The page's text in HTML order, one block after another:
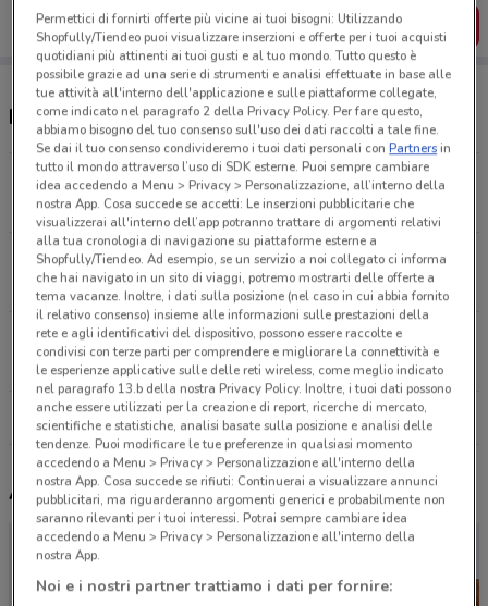
SCARICA L’APP
Negozi Flying Tiger a Avola
Piazza Archimede, 11 Siracusa
15.2 km
Piazza Archimede, 11 Siracusa
22 km
APERTO
Viale E. Garrone Siracusa
23.8 km
APERTO
Tutti i negozi Flying Tiger
Altri volantini nelle vicinanze
Permettici di fornirti offerte più vicine ai tuoi bisogni: Utilizzando
Shopfully/Tiendeo puoi visualizzare inserzioni e offerte per i tuoi acquisti
quotidiani più attinenti ai tuoi gusti e al tuo mondo. Tutto questo è
possibile grazie ad una serie di strumenti e analisi effettuate in base alle
tue attività all'interno dell'applicazione e sulle piattaforme collegate,
come indicato nel paragrafo 2 della Privacy Policy. Per fare questo,
abbiamo bisogno del tuo consenso sull'uso dei dati raccolti a tale fine.
Se dai il tuo consenso condivideremo i tuoi dati personali conPartnersin
tutto il mondo attraverso l’uso di SDK esterne. Puoi sempre cambiare
idea accedendo a Menu > Privacy > Personalizzazione, all’interno della
nostra App. Cosa succede se accetti: Le inserzioni pubblicitarie che
visualizzerai all'interno dell’app potranno trattare di argomenti relativi
alla tua cronologia di navigazione su piattaforme esterne a
Shopfully/Tiendeo. Ad esempio, se un servizio a noi collegato ci informa
che hai navigato in un sito di viaggi, potremo mostrarti delle offerte a
tema vacanze. Inoltre, i dati sulla posizione (nel caso in cui abbia fornito
il relativo consenso) insieme alle informazioni sulle prestazioni della
rete e agli identificativi del dispositivo, possono essere raccolte e
condivisi con terze parti per comprendere e migliorare la connettività e
le esperienze applicative sulle delle reti wireless, come meglio indicato
nel paragrafo 13.b della nostra Privacy Policy. Inoltre, i tuoi dati possono
anche essere utilizzati per la creazione di report, ricerche di mercato,
scientifiche e statistiche, analisi basate sulla posizione e analisi delle
tendenze. Puoi modificare le tue preferenze in qualsiasi momento
accedendo a Menu > Privacy > Personalizzazione all'interno della
nostra App. Cosa succede se rifiuti: Continuerai a visualizzare annunci
pubblicitari, ma riguarderanno argomenti generici e probabilmente non
saranno rilevanti per i tuoi interessi. Potrai sempre cambiare idea
accedendo a Menu > Privacy > Personalizzazione all'interno della
nostra App.
Noi e i nostri partner trattiamo i dati per fornire: